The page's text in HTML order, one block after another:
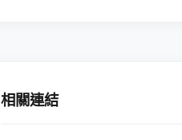
相關連結